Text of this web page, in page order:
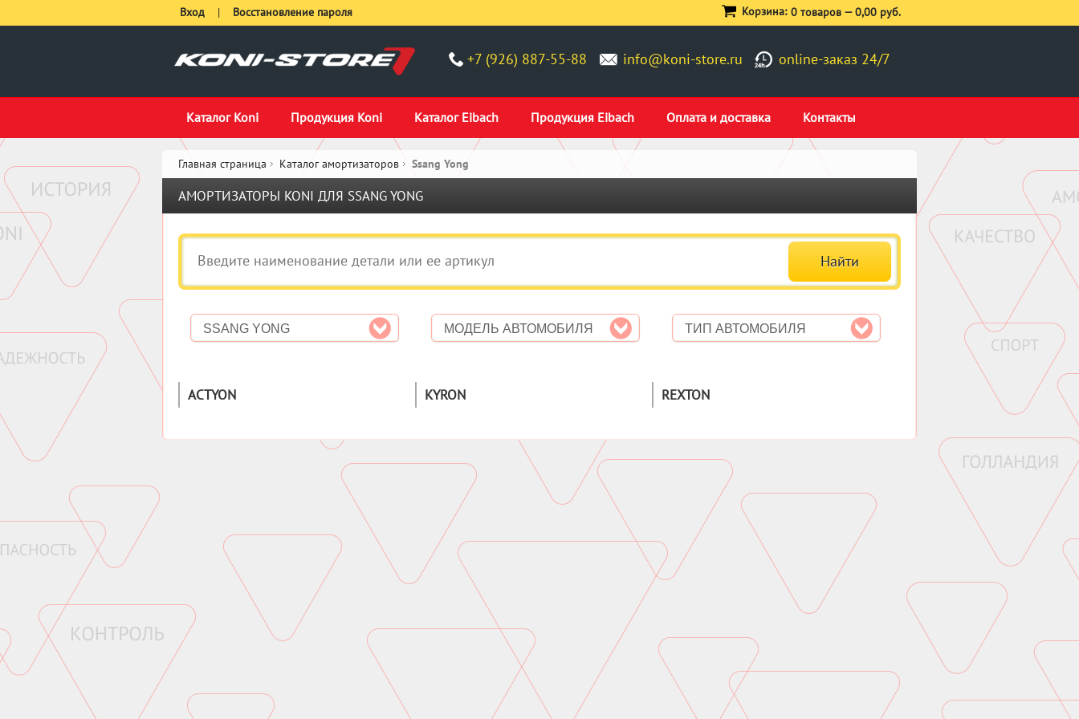
+7 (926) 887-55-88 info@koni-store.ru online-заказ 24/7
Каталог Koni Продукция Koni Каталог Eibach Продукция Eibach Оплата и доставка Контакты
Вход | Восстановление пароля Корзина: 0 товаров —0,00 руб.
Главная страница Каталог амортизаторов Ssang Yong
АМОРТИЗАТОРЫ KONI ДЛЯ SSANG YONG
SSANG YONG МОДЕЛЬ АВТОМОБИЛЯ ТИП АВТОМОБИЛЯ
ACTYON KYRON REXTON